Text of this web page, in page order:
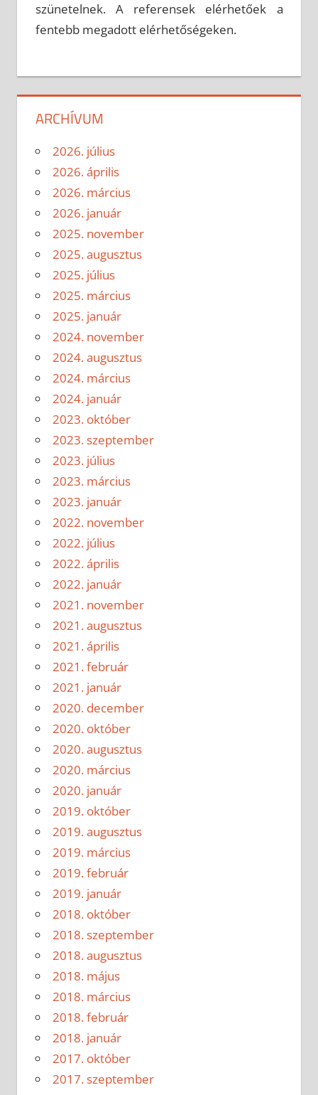
szünetelnek. A referensek elérhetőek a
fentebb megadott elérhetőségeken.
ARCHÍVUM
2026. július
2026. április
2026. március
2026. január
2025. november
2025. augusztus
2025. július
2025. március
2025. január
2024. november
2024. augusztus
2024. március
2024. január
2023. október
2023. szeptember
2023. július
2023. március
2023. január
2022. november
2022. július
2022. április
2022. január
2021. november
2021. augusztus
2021. április
2021. február
2021. január
2020. december
2020. október
2020. augusztus
2020. március
2020. január
2019. október
2019. augusztus
2019. március
2019. február
2019. január
2018. október
2018. szeptember
2018. augusztus
2018. május
2018. március
2018. február
2018. január
2017. október
2017. szeptember